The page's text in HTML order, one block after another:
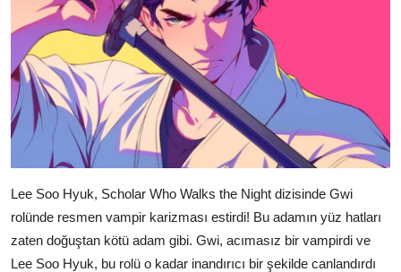
Lee Soo Hyuk, Scholar Who Walks the Night dizisinde Gwi
rolünde resmen vampir karizması estirdi! Bu adamın yüz hatları
zaten doğuştan kötü adam gibi. Gwi, acımasız bir vampirdi ve
Lee Soo Hyuk, bu rolü o kadar inandırıcı bir şekilde canlandırdı